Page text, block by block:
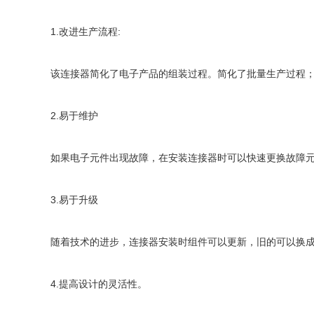
1.改进生产流程:
该连接器简化了电子产品的组装过程。简化了批量生产过程；
2.易于维护
如果电子元件出现故障，在安装连接器时可以快速更换故障元
3.易于升级
随着技术的进步，连接器安装时组件可以更新，旧的可以换
4.提高设计的灵活性。